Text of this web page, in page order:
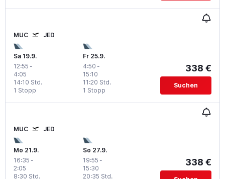
MUC JED
Sa 19.9.
12:55 -
4:05
1 Stopp
14:10 Std.
Fr 25.9.
4:50 -
15:10
1 Stopp
11:20 Std.
338 €
Suchen
MUC JED
Mo 21.9.
16:35 -
2:05
8:30 Std.
So 27.9.
19:55 -
15:30
20:35 Std.
338 €